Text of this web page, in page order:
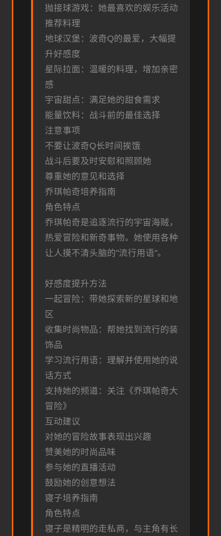
抛接球游戏：她最喜欢的娱乐活动
推荐料理
地球汉堡：波奇Q的最爱，大幅提
升好感度
星际拉面：温暖的料理，增加亲密
感
宇宙甜点：满足她的甜食需求
能量饮料：战斗前的最佳选择
注意事项
不要让波奇Q长时间挨饿
战斗后要及时安慰和照顾她
尊重她的意见和选择
乔琪帕奇培养指南
角色特点
乔琪帕奇是追逐流行的宇宙海贼，
热爱冒险和新奇事物。她使用各种
让人摸不清头脑的"流行用语"。
好感度提升方法
一起冒险：带她探索新的星球和地
区
收集时尚物品：帮她找到流行的装
饰品
学习流行用语：理解并使用她的说
话方式
支持她的频道：关注《乔琪帕奇大
冒险》
互动建议
对她的冒险故事表现出兴趣
赞美她的时尚品味
参与她的直播活动
鼓励她的创意想法
寝子培养指南
角色特点
寝子是精明的走私商，与主角有长